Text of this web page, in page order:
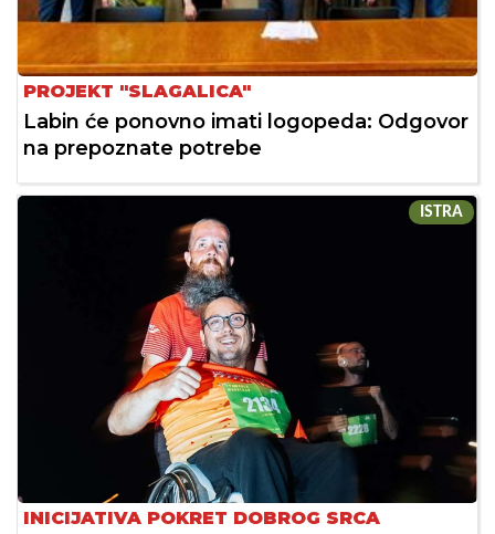
PROJEKT "SLAGALICA"
Labin će ponovno imati logopeda: Odgovor
na prepoznate potrebe
ISTRA
INICIJATIVA POKRET DOBROG SRCA